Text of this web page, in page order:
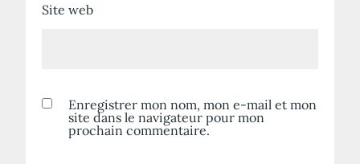
Site web
Enregistrer mon nom, mon e-mail et mon
site dans le navigateur pour mon
prochain commentaire.